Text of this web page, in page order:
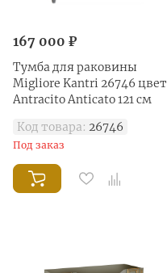
167 000 ₽
Тумба для раковины
Migliore Kantri 26746 цвет
Antracito Anticato 121 см
Код товара: 26746
Под заказ